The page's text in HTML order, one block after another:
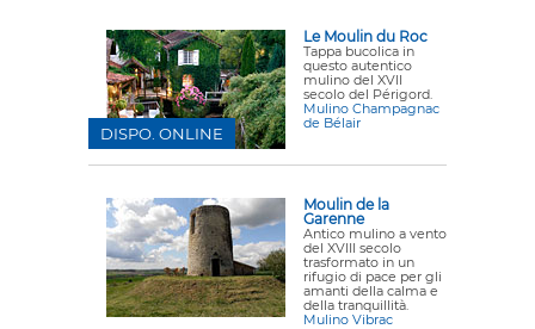
Le Moulin du Roc
Tappa bucolica in
questo autentico
mulino del XVII
secolo del Périgord.
Mulino Champagnac
de Bélair
DISPO. ONLINE
Moulin de la
Garenne
Antico mulino a vento
del XVIII secolo
trasformato in un
rifugio di pace per gli
amanti della calma e
della tranquillità.
Mulino Vibrac